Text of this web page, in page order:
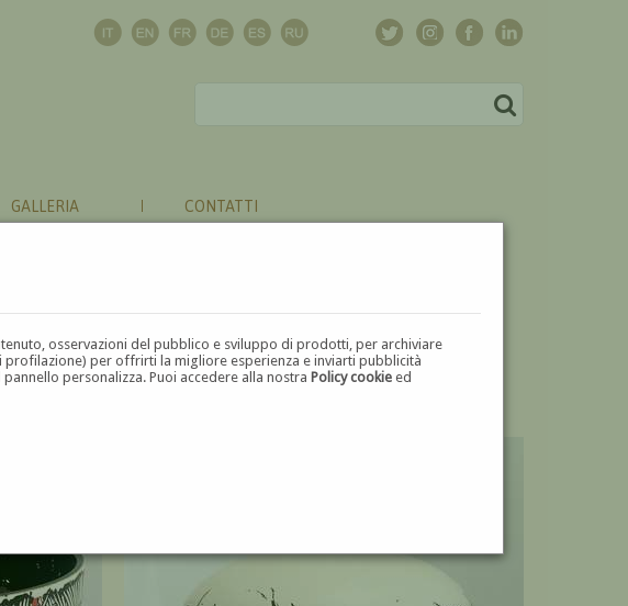
osservazioni del pubblico e sviluppo di prodotti, per archiviare
per offrirti la migliore esperienza e inviarti pubblicità
personalizza. Puoi accedere alla nostraPolicy cookie ed
GALLERIA CONTATTI
R S T U V W X Y Z ⬅